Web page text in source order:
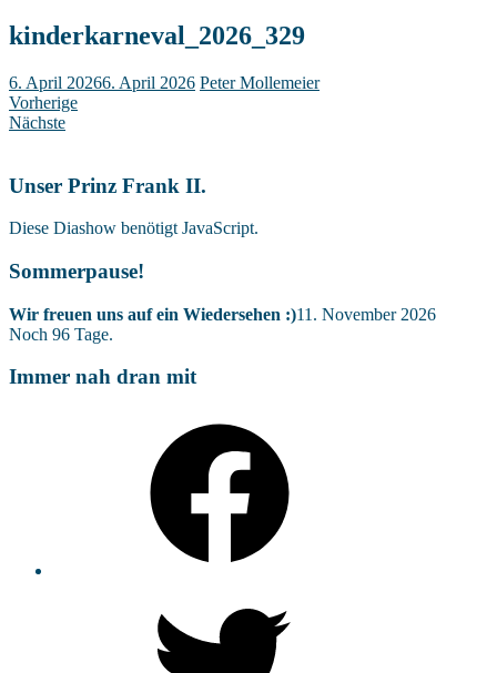
kinderkarneval_2026_329
6. April 20266. April 2026 Peter Mollemeier
Vorherige
Nächste
Unser Prinz Frank II.
Diese Diashow benötigt JavaScript.
Sommerpause!
Wir freuen uns auf ein Wiedersehen :)11. November 2026
Noch 96 Tage.
Immer nah dran mit